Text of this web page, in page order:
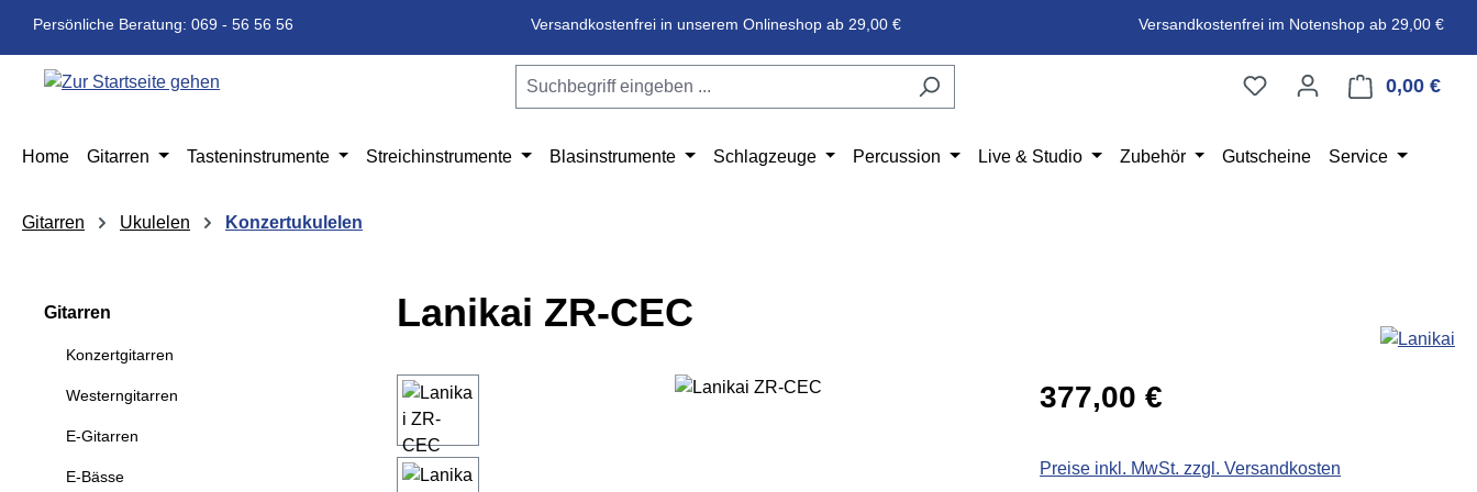
Hauptinhalt springen
Zur Suche springen
Zur Hauptnavigation springen
Persönliche Beratung: 069 - 56 56 56 Versandkostenfrei in unserem Onlineshop ab 29,00 € Versandkostenfrei im Notenshop ab 29,00 €
0,00 €
Home Gitarren Tasteninstrumente Streichinstrumente Blasinstrumente Schlagzeuge Percussion Live & Studio Zubehör Gutscheine Service
Gitarren Ukulelen Konzertukulelen
Gitarren
Konzertgitarren
Westerngitarren
E-Gitarren
E-Bässe
Lanikai ZR-CEC
Bildergalerie überspringen Regulärer Preis:
377,00 €
Preise inkl. MwSt. zzgl. Versandkosten